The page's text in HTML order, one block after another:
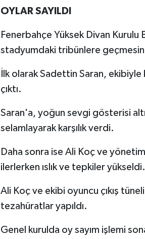
OYLAR SAYILDI
Fenerbahçe Yüksek Divan
stadyumdaki tribünlere
İlk olarak Sadettin Saran,
çıktı.
Saran'a, yoğun sevgi gösterisi
selamlayarak karşılık verdi.
Daha sonra ise Ali Koç ve
ilerlerken ıslık ve tepkiler yükseldi.
Ali Koç ve ekibi oyuncu çıkış
tezahüratlar yapıldı.
Genel kurulda oy sayım işlemi